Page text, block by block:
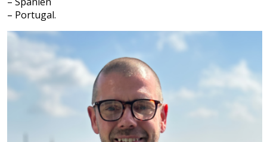
– Portugal.